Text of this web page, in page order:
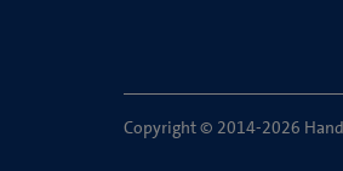
Copyright © 2014-2026